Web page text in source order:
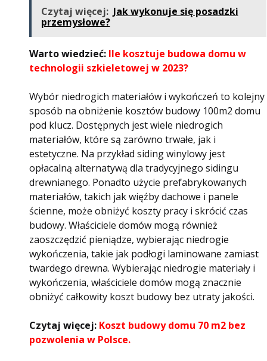
Czytaj więcej: Jak wykonuje się posadzki
przemysłowe?
Warto wiedzieć: Ile kosztuje budowa domu w
technologii szkieletowej w 2023?
Wybór niedrogich materiałów i wykończeń to kolejny
sposób na obniżenie kosztów budowy 100m2 domu
pod klucz. Dostępnych jest wiele niedrogich
materiałów, które są zarówno trwałe, jak i
estetyczne. Na przykład siding winylowy jest
opłacalną alternatywą dla tradycyjnego sidingu
drewnianego. Ponadto użycie prefabrykowanych
materiałów, takich jak więźby dachowe i panele
ścienne, może obniżyć koszty pracy i skrócić czas
budowy. Właściciele domów mogą również
zaoszczędzić pieniądze, wybierając niedrogie
wykończenia, takie jak podłogi laminowane zamiast
twardego drewna. Wybierając niedrogie materiały i
wykończenia, właściciele domów mogą znacznie
obniżyć całkowity koszt budowy bez utraty jakości.
Czytaj więcej: Koszt budowy domu 70 m2 bez
pozwolenia w Polsce.